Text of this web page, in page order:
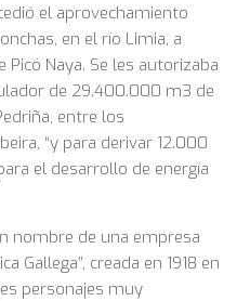
el aprovechamiento
en el río Limia, a
Picó Naya. Se les autorizaba
de 29.400.000 m3 de
entre los
“y para derivar 12.000
el desarrollo de energía
nombre de una empresa
Gallega”, creada en 1918 en
personajes muy